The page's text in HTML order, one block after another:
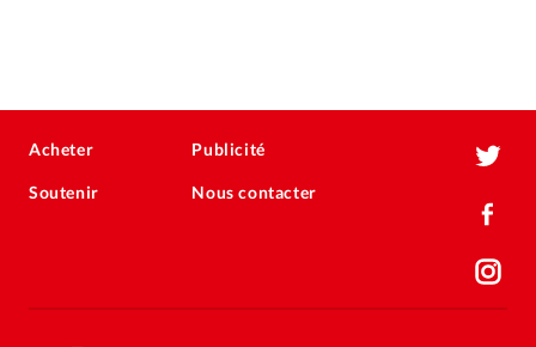
Acheter
Soutenir
Publicité
Nous contacter